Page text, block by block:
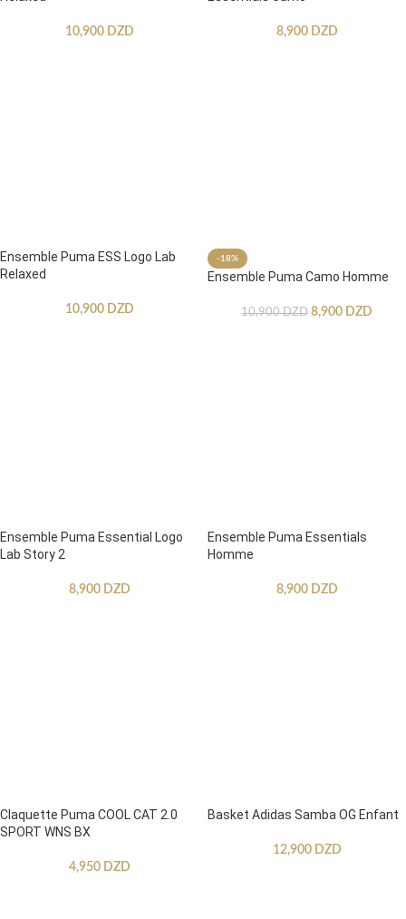
10,900 DZD 8,900 DZD
Ensemble Puma ESS Logo Lab
Relaxed
10,900 DZD
-18%
Ensemble Puma Camo Homme
10,900DZD 8,900 DZD
Ensemble Puma Essential Logo
Lab Story 2
8,900 DZD
Ensemble Puma Essentials
Homme
8,900 DZD
Claquette Puma COOL CAT 2.0
SPORT WNS BX
4,950 DZD
Basket Adidas Samba OG Enfant
12,900 DZD